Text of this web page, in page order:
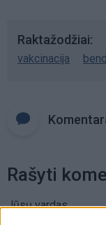
Raktažodžiai
vakcinacija
Rašyti
Jūsų vardas